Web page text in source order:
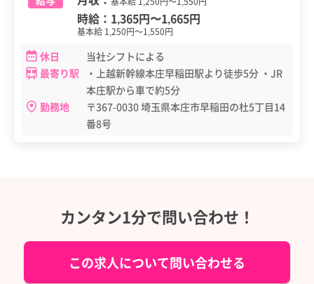
時給： 1,365円〜1,665円
基本給 1,250円～1,550円
休日
当社シフトによる
最寄り駅
・上越新幹線本庄早稲田駅より徒歩5分 ・JR
本庄駅から車で約5分
勤務地
〒367-0030 埼玉県本庄市早稲田の杜5丁目14
番8号
カンタン1分で問い合わせ！
この求人について問い合わせる